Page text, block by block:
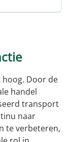
Door de
handel
transport
naar
te verbeteren,